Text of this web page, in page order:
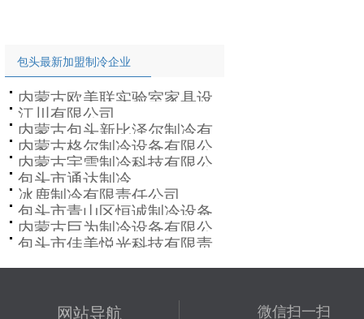
包头最新加盟制冷企业
内蒙古欧美联实验室家具设
备有限公司
江川有限公司
内蒙古包头新比泽尔制冷有
限公司
内蒙古格尔制冷设备有限公
司
内蒙古宇雪制冷科技有限公
司
包头市通达制冷
冰鹿制冷有限责任公司
包头市青山区恒诚制冷设备
维修部
内蒙古巨为制冷设备有限公
司
包头市佳美悦光科技有限责
任公司
网站导航
微信扫一扫